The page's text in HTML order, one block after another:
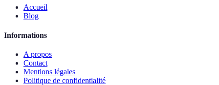
Accueil
Blog
Informations
A propos
Contact
Mentions légales
Politique de confidentialité